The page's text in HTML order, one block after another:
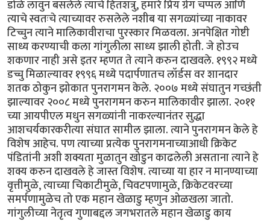
डोळे लावुन बसलेले त्याचे हितशत्रु, हमारे प्रिय ग्रेग चप्पल आणि
त्याचे स्वतःचे त्याच्यावर रुसलेले नशीब या सगळ्यांच्या नाकावर
टिच्चुन त्याने मालिकावीराचा पुरस्कार मिळवला. अनपेक्षित गोष्टी
साध्य करण्याची कला गांगुलीला साध्य झाली होती. जे होउच
शकणार नाही असे इतर म्हणत ते त्याने करुन दाखवले. १९९२ मध्ये
डच्चु मिळाल्यावर १९९६ मध्ये पदार्पणातच लॉर्डस वर शानदार
शतक ठोकुन झोकात पुनरागमन केले. २००७ मध्ये संघातुन गच्छंती
झाल्यावर २००८ मध्ये पुनरागमन करुन मालिकावीर झाला. २०११
च्या आयपीएल मधुन सगळ्यांनी नाकरल्यानंतर सुद्धा
आशचर्यकारकरीत्या संघात सामील झाला. त्याने पुनरागमन केले हे
विशेष आहेच. पण त्याच्या प्रत्येक पुनरागमनाच्याआधी क्रिकेट
पंडितांनी अशी शक्यता मुळातुन खोडुन काढलेली असताना त्याने हे
शक्य करुन दाखवले हे जास्त विशेष. त्याच्या या हार न मानण्याच्या
वृत्तीमुळे, त्याच्या चिकाटीमुळे, चिवटपणामुळे, क्रिकेटवरच्या
समर्पणामुळेच तो एक महान खेळाडु म्हणुन ओळखला जातो.
गांगुलीच्या नेतृत्व गुणाबद्दल जगभरातले महान खेळाडु काय